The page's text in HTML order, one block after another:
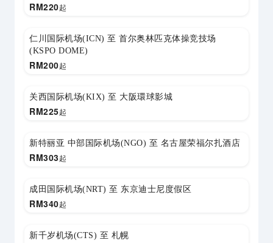
RM220起
仁川国际机场(ICN) 至 首尔奥林匹克体操竞技场
(KSPO DOME)
RM200起
关西国际机场(KIX) 至 大阪環球影城
RM225起
新特丽亚 中部国际机场(NGO) 至 名古屋荣福尔扎酒店
RM303起
成田国际机场(NRT) 至 东京迪士尼度假区
RM340起
新千岁机场(CTS) 至 札幌